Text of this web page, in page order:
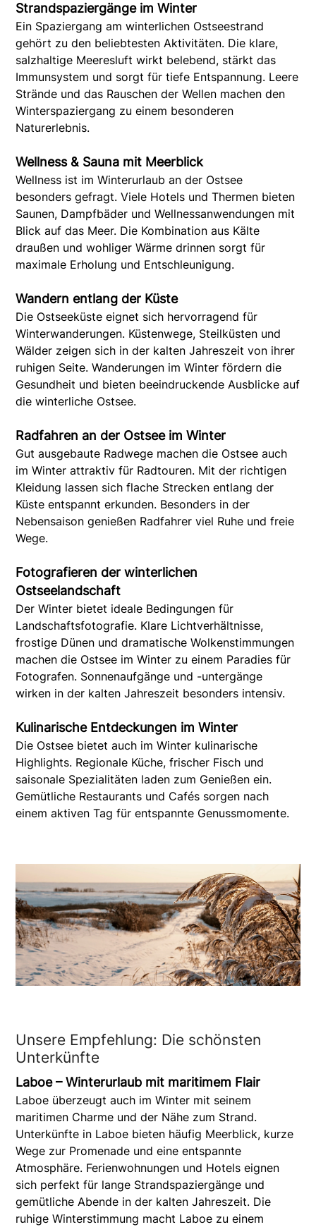
Strandspaziergänge im Winter
Ein Spaziergang am winterlichen Ostseestrand
gehört zu den beliebtesten Aktivitäten. Die klare,
salzhaltige Meeresluft wirkt belebend, stärkt das
Immunsystem und sorgt für tiefe Entspannung. Leere
Strände und das Rauschen der Wellen machen den
Winterspaziergang zu einem besonderen
Naturerlebnis.
Wellness & Sauna mit Meerblick
Wellness ist im Winterurlaub an der Ostsee
besonders gefragt. Viele Hotels und Thermen bieten
Saunen, Dampfbäder und Wellnessanwendungen mit
Blick auf das Meer. Die Kombination aus Kälte
draußen und wohliger Wärme drinnen sorgt für
maximale Erholung und Entschleunigung.
Wandern entlang der Küste
Die Ostseeküste eignet sich hervorragend für
Winterwanderungen. Küstenwege, Steilküsten und
Wälder zeigen sich in der kalten Jahreszeit von ihrer
ruhigen Seite. Wanderungen im Winter fördern die
Gesundheit und bieten beeindruckende Ausblicke auf
die winterliche Ostsee.
Radfahren an der Ostsee im Winter
Gut ausgebaute Radwege machen die Ostsee auch
im Winter attraktiv für Radtouren. Mit der richtigen
Kleidung lassen sich flache Strecken entlang der
Küste entspannt erkunden. Besonders in der
Nebensaison genießen Radfahrer viel Ruhe und freie
Wege.
Fotografieren der winterlichen
Ostseelandschaft
Der Winter bietet ideale Bedingungen für
Landschaftsfotografie. Klare Lichtverhältnisse,
frostige Dünen und dramatische Wolkenstimmungen
machen die Ostsee im Winter zu einem Paradies für
Fotografen. Sonnenaufgänge und -untergänge
wirken in der kalten Jahreszeit besonders intensiv.
Kulinarische Entdeckungen im Winter
Die Ostsee bietet auch im Winter kulinarische
Highlights. Regionale Küche, frischer Fisch und
saisonale Spezialitäten laden zum Genießen ein.
Gemütliche Restaurants und Cafés sorgen nach
einem aktiven Tag für entspannte Genussmomente.
Unsere Empfehlung: Die schönsten
Unterkünfte
Laboe – Winterurlaub mit maritimem Flair
Laboe überzeugt auch im Winter mit seinem
maritimen Charme und der Nähe zum Strand.
Unterkünfte in Laboe bieten häufig Meerblick, kurze
Wege zur Promenade und eine entspannte
Atmosphäre. Ferienwohnungen und Hotels eignen
sich perfekt für lange Strandspaziergänge und
gemütliche Abende in der kalten Jahreszeit. Die
ruhige Winterstimmung macht Laboe zu einem